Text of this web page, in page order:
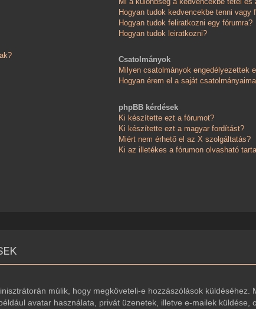
Hogyan tudok kedvencekbe tenni vagy
Hogyan tudok feliratkozni egy fórumra?
Hogyan tudok leiratkozni?
Csatolmányok
Milyen csatolmányok engedélyezettek
Hogyan érem el a saját
phpBB kérdések
Ki készítette ezt a fórumot?
Ki készítette ezt a magyar fordítást?
Miért nem érhető el az X szolgáltatás?
Ki az illetékes a fórumon olvasható
múlik, hogy megköveteli-e hozzászólások küldéséhez.
avatar használata, privát üzenetek, illetve e-mailek küldése,